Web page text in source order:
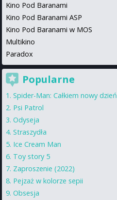
Kino Pod Baranami
Kino Pod Baranami ASP
Kino Pod Baranami w MOS
Multikino
Paradox
Popularne
Spider-Man: Całkiem nowy dzień
Psi Patrol
Odyseja
Straszydła
Ice Cream Man
Toy story 5
Zaproszenie (2022)
Pejzaż w kolorze sepii
Obsesja